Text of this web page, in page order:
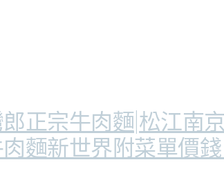
正宗牛肉麵|松江南
肉麵新世界附菜單價